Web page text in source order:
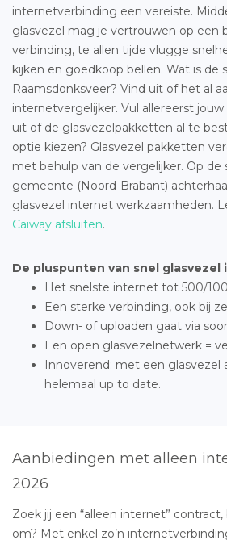
internetverbinding een vereiste.
glasvezel mag je vertrouwen op een
verbinding, te allen tijde vlugge
kijken en goedkoop bellen. Wat is de
Raamsdonksveer? Vind uit of het al
internetvergelijker. Vul allereerst
uit of de glasvezelpakketten al te
optie kiezen? Glasvezel pakketten
met behulp van de vergelijker. Op de
gemeente (Noord-Brabant)
glasvezel internet werkzaamheden.
Caiway afsluiten.
De pluspunten van snel
Het snelste internet tot 500/
Een sterke verbinding, ook bij
Down- of uploaden gaat via
Een open glasvezelnetwerk =
Innoverend: met een glasvezel
helemaal up to date.
Aanbiedingen met alleen
2026
Zoek jij een “alleen internet”
om? Met enkel zo’n